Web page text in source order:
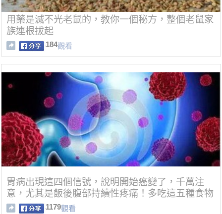
用藥是滅不光老鼠的，教你一個秘方，整個老鼠家
族連根拔起
184觀看
胃病出現這四個信號，說明開始癌變了，千萬注
意，尤其是飯後腹部持續性疼痛！多吃這五種食物
防胃癌！ 1179觀看